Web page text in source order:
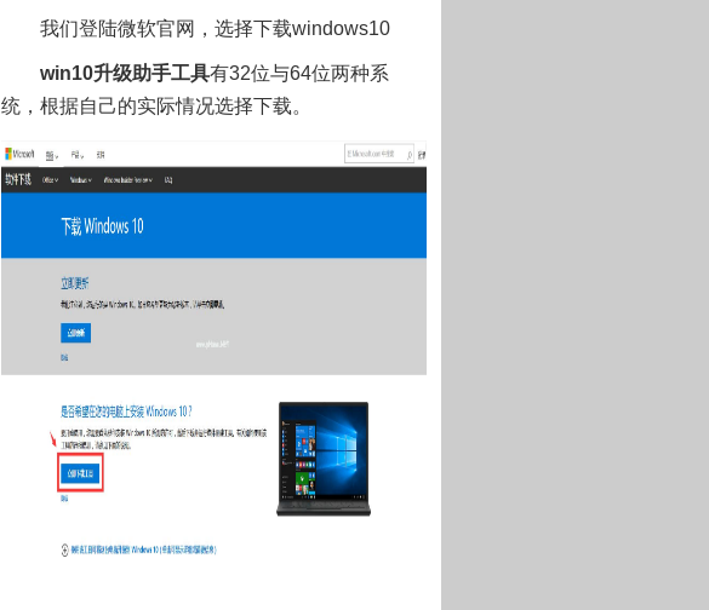
我们登陆微软官网，选择下载windows10
win10升级助手工具有32位与64位两种系
统，根据自己的实际情况选择下载。